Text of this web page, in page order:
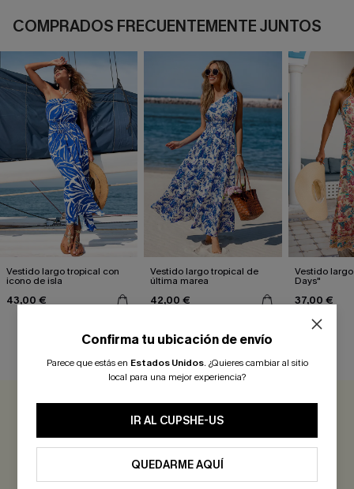
COMPRADOS FRECUENTEMENTE JUNTOS
Vestido largo tropical con
icono de isla
43,00 €
Vestido largo tropical de
última marea
42,00 €
Vestido
Days"
37,00 €
RESEÑAS DE CLIENTES
0.0
Sé el Primero en Reseñar
¡Gana más de 30 puntos por cada reseña que dejes!
Confirma tu ubicación de envío
Parece que estás en Estados Unidos. ¿Quieres cambiar al sitio
local para una mejor experiencia?
IR AL CUPSHE-US
QUEDARME AQUÍ